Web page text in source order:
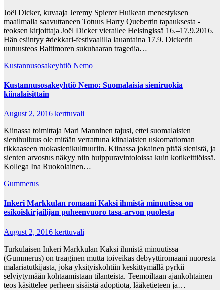
Joël Dicker, kuvaaja Jeremy Spierer Huikean menestyksen
maailmalla saavuttaneen Totuus Harry Quebertin tapauksesta -
teoksen kirjoittaja Joël Dicker vierailee Helsingissä 16.–17.9.2016.
Hän esiintyy #dekkari-festivaalilla lauantaina 17.9. Dickerin
uutuusteos Baltimoren sukuhaaran tragedia…
Kustannusosakeyhtiö Nemo
Kustannusosakeyhtiö Nemo: Suomalaisia sieniruokia
kiinalaisittain
August 2, 2016 kerttuvali
Kiinassa toimittaja Mari Manninen tajusi, ettei suomalaisten
sienihulluus ole mitään verrattuna kiinalaisten uskomattoman
rikkaaseen ruokasienikulttuuriin. Kiinassa jokainen pitää sienistä, ja
sienten arvostus näkyy niin huippuravintoloissa kuin kotikeittiöissä.
Kollega Ina Ruokolainen…
Gummerus
Inkeri Markkulan romaani Kaksi ihmistä minuutissa on
esikoiskirjailijan puheenvuoro tasa-arvon puolesta
August 2, 2016 kerttuvali
Turkulaisen Inkeri Markkulan Kaksi ihmistä minuutissa
(Gummerus) on traaginen mutta toiveikas debyyttiromaani nuoresta
malariatutkijasta, joka yksityiskohtiin keskittymällä pyrkii
selviytymään kohtaamistaan tilanteista. Teemoiltaan ajankohtainen
teos käsittelee perheen sisäistä adoptiota, lääketieteen ja…